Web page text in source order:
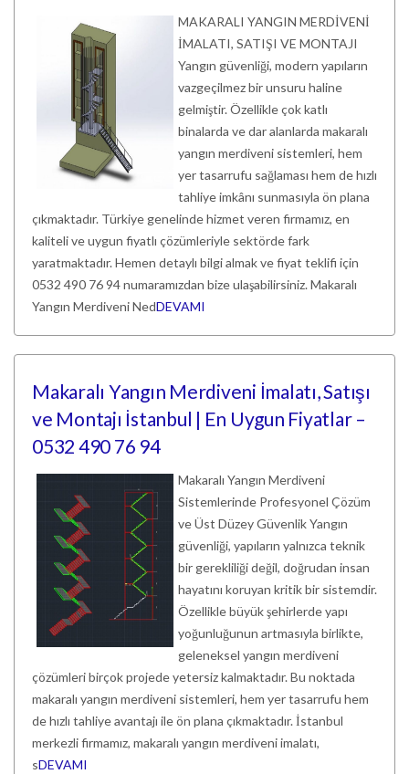
MAKARALI YANGIN MERDİVENİ
İMALATI, SATIŞI VE MONTAJI
Yangın güvenliği, modern yapıların
vazgeçilmez bir unsuru haline
gelmiştir. Özellikle çok katlı
binalarda ve dar alanlarda makaralı
yangın merdiveni sistemleri, hem
yer tasarrufu sağlaması hem de hızlı
tahliye imkânı sunmasıyla ön plana
çıkmaktadır. Türkiye genelinde hizmet veren firmamız, en
kaliteli ve uygun fiyatlı çözümleriyle sektörde fark
yaratmaktadır. Hemen detaylı bilgi almak ve fiyat teklifi için
0532 490 76 94 numaramızdan bize ulaşabilirsiniz. Makaralı
Yangın Merdiveni NedDEVAMI
Makaralı Yangın Merdiveni İmalatı, Satışı
ve Montajı İstanbul | En Uygun Fiyatlar –
0532 490 76 94
Makaralı Yangın Merdiveni
Sistemlerinde Profesyonel Çözüm
ve Üst Düzey Güvenlik Yangın
güvenliği, yapıların yalnızca teknik
bir gerekliliği değil, doğrudan insan
hayatını koruyan kritik bir sistemdir.
Özellikle büyük şehirlerde yapı
yoğunluğunun artmasıyla birlikte,
geleneksel yangın merdiveni
çözümleri birçok projede yetersiz kalmaktadır. Bu noktada
makaralı yangın merdiveni sistemleri, hem yer tasarrufu hem
de hızlı tahliye avantajı ile ön plana çıkmaktadır. İstanbul
merkezli firmamız, makaralı yangın merdiveni imalatı,
sDEVAMI